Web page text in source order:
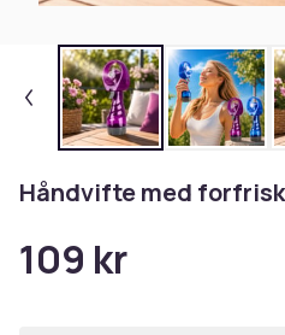
Håndvifte med
109 kr